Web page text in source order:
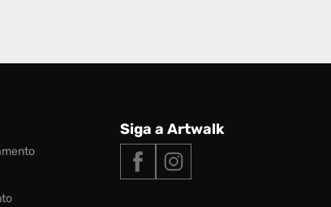
Siga a Artwalk